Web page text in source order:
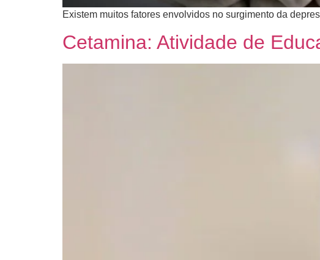
​Existem muitos fatores envolvidos no surgimento da
Cetamina: Atividade de